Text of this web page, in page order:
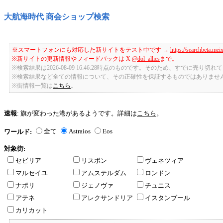
大航海時代 商会ショップ検索
※スマートフォンにも対応した新サイトをテスト中です → https://
※新サイトの更新情報やフィードバックは X @dol_alliesまで。
※検索結果は2026-08-09 16:46:28時点のものです。そのため、すでに売り切れ
※検索結果など全ての情報について、その正確性を保証するものではありませ
※街情報一覧は こちら
速報: 旗が変わった港があるようです。詳細は こちら 。
ワールド: 全て Astraios Eos
対象街:
セビリア
リスボン
ヴェネツィア
マルセイユ
アムステルダム
ロンドン
ナポリ
ジェノヴァ
チュニス
アテネ
アレクサンドリア
イスタンブール
カリカット